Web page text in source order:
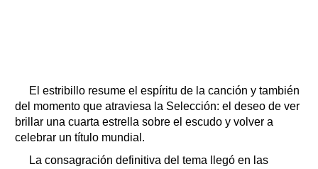
El estribillo resume el espíritu de la canción y también
del momento que atraviesa la Selección: el deseo de ver
brillar una cuarta estrella sobre el escudo y volver a
celebrar un título mundial.
La consagración definitiva del tema llegó en las